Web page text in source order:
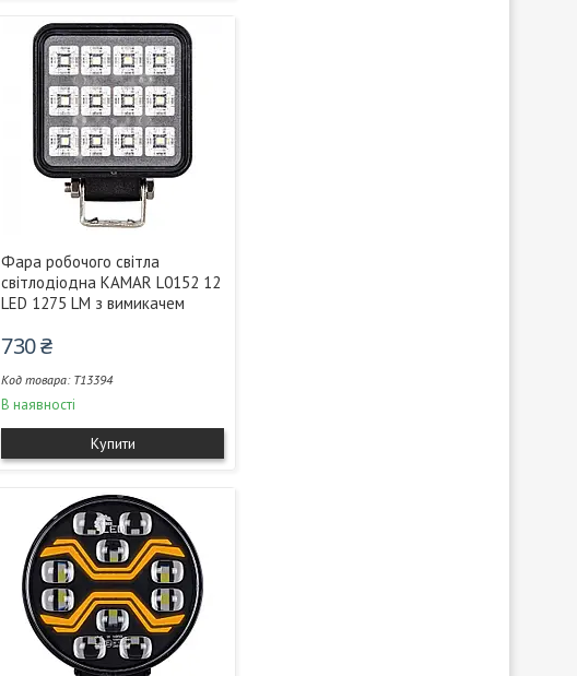
Фара робочого світла
світлодіодна KAMAR L0152 12
LED 1275 LM з вимикачем
730 ₴
T13394
В наявності
Купити